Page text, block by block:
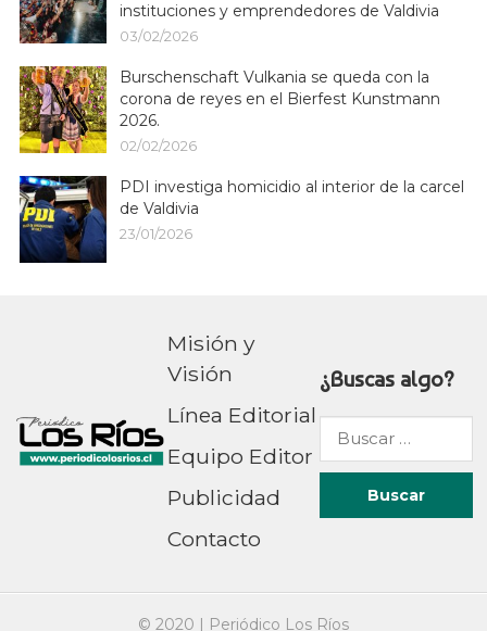
instituciones y emprendedores de Valdivia
03/02/2026
Burschenschaft Vulkania se queda con la
corona de reyes en el Bierfest Kunstmann
2026.
02/02/2026
PDI investiga homicidio al interior de la carcel
de Valdivia
23/01/2026
Misión y
Visión
Línea Editorial
Equipo Editor
Publicidad
Contacto
¿Buscas algo?
Buscar
por:
© 2020 | Periódico Los Ríos